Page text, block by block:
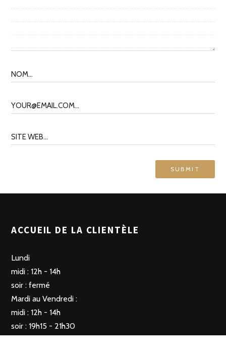
ACCUEIL DE LA CLIENTÈLE
Lundi
midi : 12h - 14h
soir : fermé
Mardi au Vendredi :
midi : 12h - 14h
soir : 19h15 - 21h30